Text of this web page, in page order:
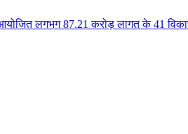
करोड़ लागत के 41 विकास कार्यों का